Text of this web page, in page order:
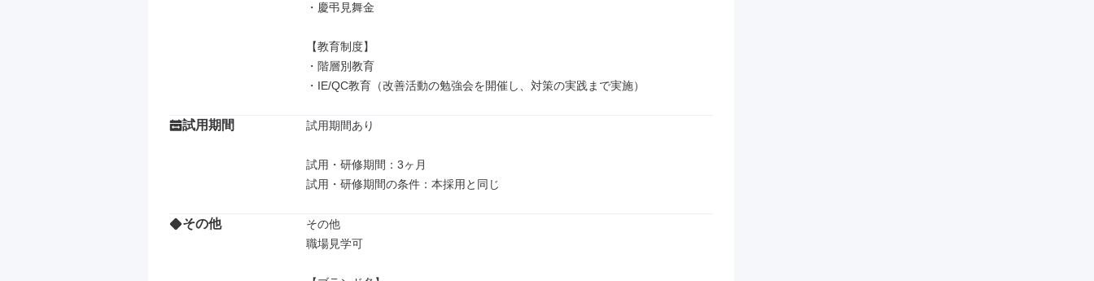
・慶弔見舞金
【教育制度】
・階層別教育
・IE/QC教育（改善活動の勉強会を開催し、対策の実践まで実施）
試用期間 試用期間あり
試用・研修期間：3ヶ月
その他
その他
職場見学可